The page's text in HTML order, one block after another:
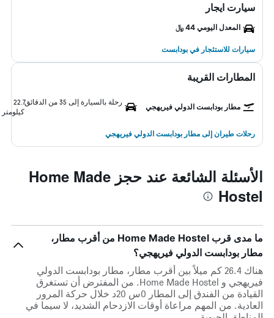
سيارت ايجار
المعدل اليومي 44 ﷼
سيارات للاستئجار في بودابست
المطارات القريبة
مطار بودابست الدولي فيريهجي
رحلة بالسيارة إلى 35 من الدقائق
22.7
كيلومتر
رحلات طيران إلى مطار بودابست الدولي فيريهجي
الأسئلة الشائعة عند حجز Home Made
Hostel
ما مدى قرب Home Made Hostel من أقرب مطار،
مطار بودابست الدولي فيريهجي؟
هناك 26.4 كم ميلاً بين أقرب مطار، مطار بودابست الدولي
فيريهجي و Home Made Hostel. من المفترض أن تستغرق
القيادة من الفندق إلى المطار 0س 20د خلال حركة المرور
العادية. من المهم مراعاة أوقات الازدحام الشديد، لا سيما في